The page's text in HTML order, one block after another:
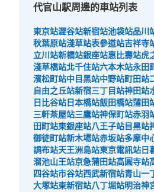
代官山駅周邊的車站列表
東京站澀谷站新宿站池袋站品川
秋葉原站淺草站表參道站吉祥寺
立川站新橋站銀座站惠比壽站虎
淺草橋站北千住站六本木站永田
濱松町站中目黑站中野站町田站
自由之丘站新宿三丁目站神田站
日比谷站日本橋站飯田橋站蒲田
三軒茶屋站三鷹站神保町站赤羽
田町站東銀座站八王子站目黑站
御徒町站新木場站赤坂站多摩中
調布站天王洲島站東京電訊站日
溜池山王站京急蒲田站高圓寺站
四谷站市谷站西武新宿站青山一
大塚站東新宿站八丁堀站明治神